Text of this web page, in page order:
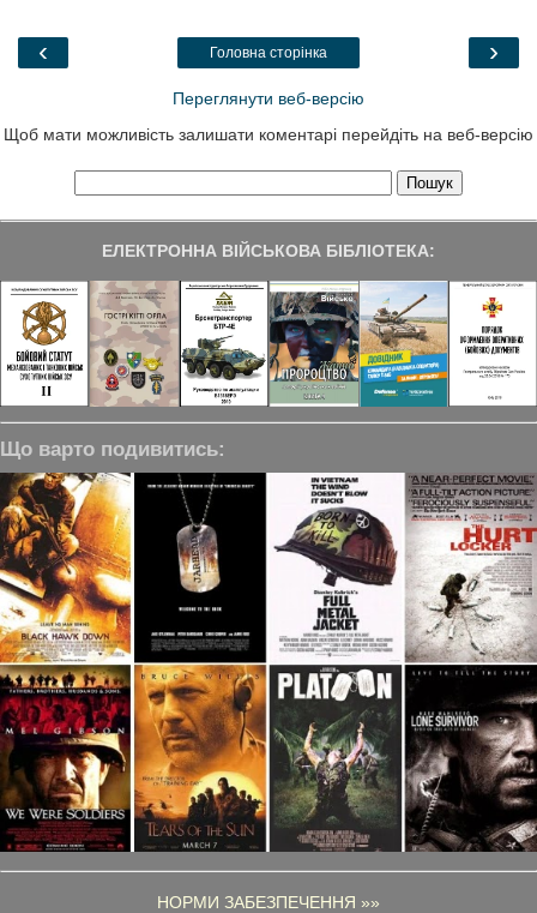
k
m
‹ ›
Головна сторінка
Переглянути веб-версію
Щоб мати можливість залишати коментарі перейдіть на веб-версію
ЕЛЕКТРОННА ВІЙСЬКОВА БІБЛІОТЕКА:
Що варто подивитись:
НОРМИ ЗАБЕЗПЕЧЕННЯ »»